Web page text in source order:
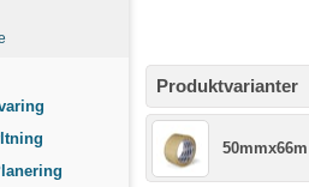
Produktvarianter